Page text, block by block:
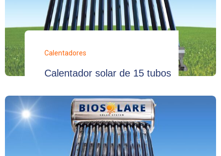
Calentadores
Calentador solar de 15 tubos